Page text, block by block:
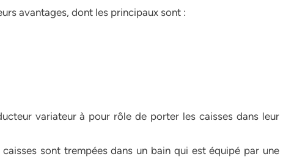
avantages, dont les principaux sont :
variateur à pour rôle de porter les caisses dans leur
sont trempées dans un bain qui est équipé par une